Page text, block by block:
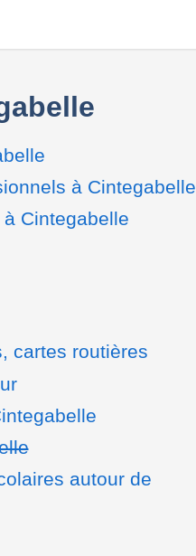
à Cintegabelle
Cintegabelle
cartes routières
autour de